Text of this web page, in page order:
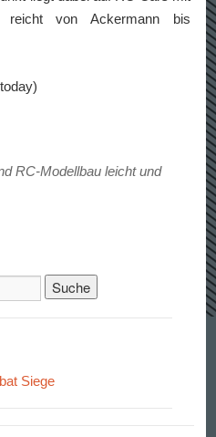
reicht von Ackermann bis
RC-Modellbau leicht und
Siege